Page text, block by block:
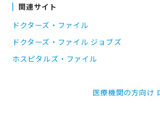
関連サイト
ドクターズ・ファイル
ドクターズ・ファイル ジョブズ
ホスピタルズ・ファイル
医療機関の方向け